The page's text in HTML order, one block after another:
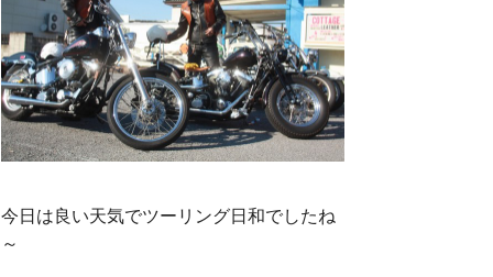
今日は良い天気でツーリング日和でしたね
～